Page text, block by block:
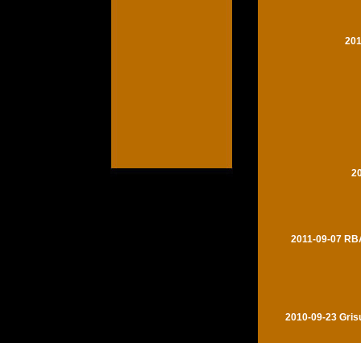
2011-09-07
2010-09-23